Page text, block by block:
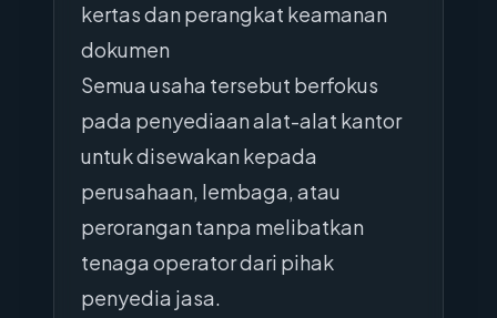
kertas dan perangkat keamanan
dokumen
Semua usaha tersebut berfokus
pada penyediaan alat-alat kantor
untuk disewakan kepada
perusahaan, lembaga, atau
perorangan tanpa melibatkan
tenaga operator dari pihak
penyedia jasa.